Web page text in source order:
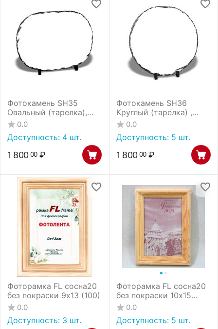
Фотокамень SH35
Овальный (тарелка),
размер 26x36 см
0.0
Доступность: 4 шт.
1 800 00 ₽
Фотокамень SH36
Круглый (тарелка) ,
d=30 см
0.0
Доступность: 5 шт.
1 800 00 ₽
Фоторамка FL сосна20
без покраски 9х13 (100)
0.0
Доступность: 3 шт.
Фоторамка FL сосна20
без покраски 10х15
(100)
0.0
Доступность: 5 шт.